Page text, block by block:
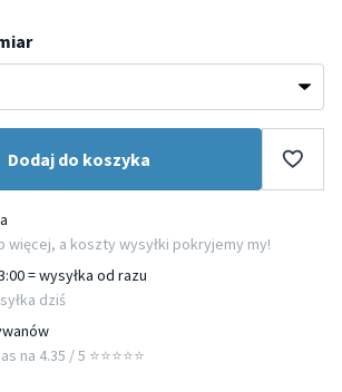
Dodaj do koszyka
więcej, a koszty wysyłki pokryjemy my!
= wysyłka od razu
dziś
na 4.35 / 5 ⭐️⭐️⭐️⭐️⭐️